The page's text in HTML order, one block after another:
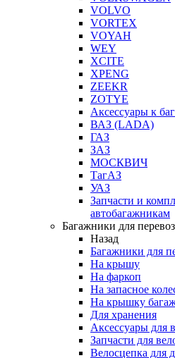
VOLVO
VORTEX
VOYAH
WEY
XCITE
XPENG
ZEEKR
ZOTYE
Аксессуары к
ВАЗ (LADA)
ГАЗ
ЗАЗ
МОСКВИЧ
ТагАЗ
УАЗ
Запчасти и
автобагажникам
Багажники для
Назад
Багажники для
На крышу
На фаркоп
На запасное
На крышку
Для хранения
Аксессуары для
Запчасти для
Велосцепка для